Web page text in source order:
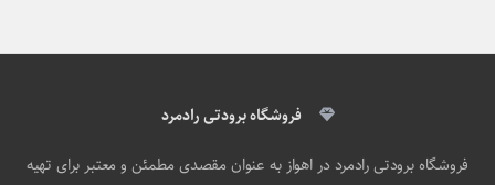
فروشگاه برودتی رادمرد
فروشگاه برودتی رادمرد در اهواز به عنوان مقصدی مطمئن و معتبر برای تهیه